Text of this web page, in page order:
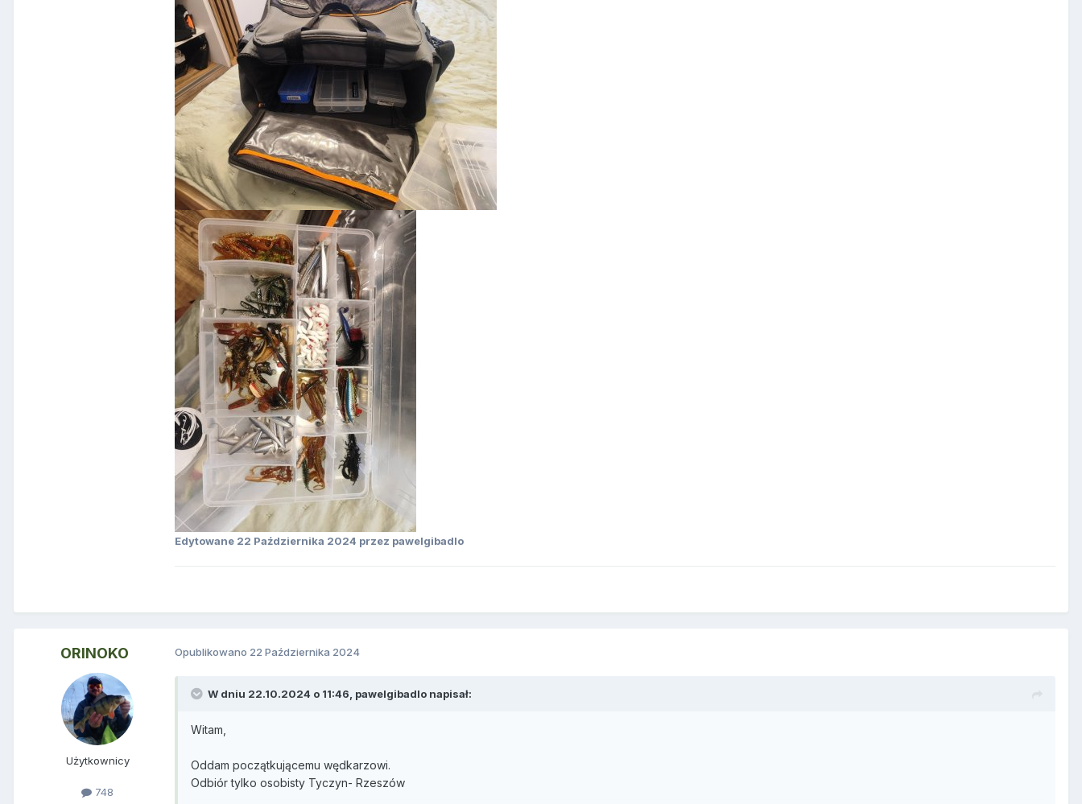
Edytowane 22 Października 2024 przez pawelgibadlo
ORINOKO
Użytkownicy
748
Opublikowano 22 Października 2024
W dniu 22.10.2024 o 11:46, pawelgibadlo napisał:
Witam,
Oddam początkującemu wędkarzowi.
Odbiór tylko osobisty Tyczyn- Rzeszów